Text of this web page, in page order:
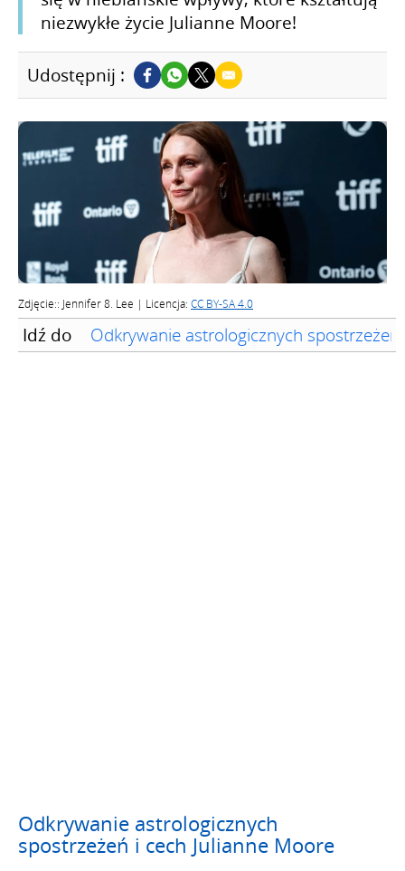
niezwykłe życie Julianne Moore!
Udostępnij :
Zdjęcie:: Jennifer 8. Lee | Licencja: CC BY-SA 4.0
Idź do Odkrywanie astrologicznych
Odkrywanie astrologicznych
spostrzeżeń i cech Julianne Moore